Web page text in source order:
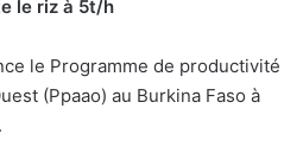
le riz à 5t/h
le Programme de productivité
(Ppaao) au Burkina Faso à